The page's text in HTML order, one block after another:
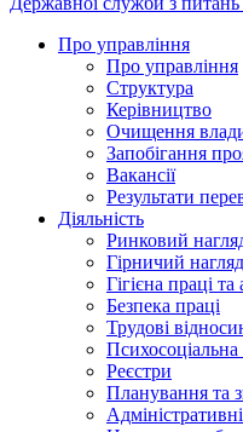
Про управління
Про управління
Структура
Керівництво
Очищення
Запобігання
Вакансії
Результати
Діяльність
Ринковий
Гірничий нагляд
Гігієна праці
Безпека праці
Трудові
Психосоціальна
Реєстри
Планування та